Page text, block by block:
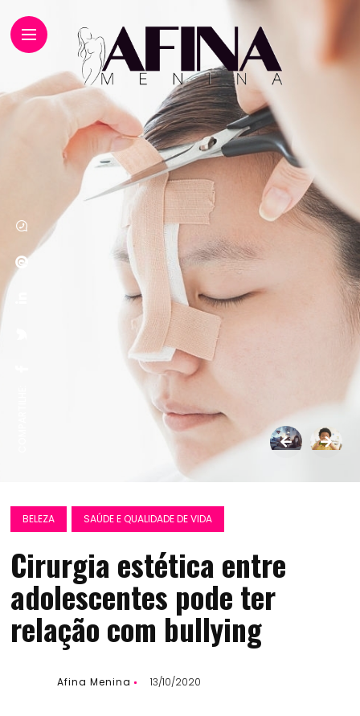
BELEZA SAÚDE E QUALIDADE DE VIDA
Cirurgia estética entre
adolescentes pode ter
relação com bullying
Afina Menina 13/10/2020